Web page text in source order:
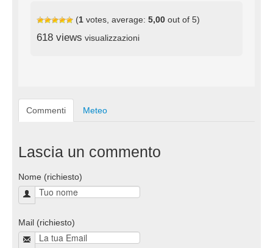
(1 votes, average: 5,00 out of 5)
618 views visualizzazioni
Commenti Meteo
Lascia un commento
Nome (richiesto)
Mail (richiesto)